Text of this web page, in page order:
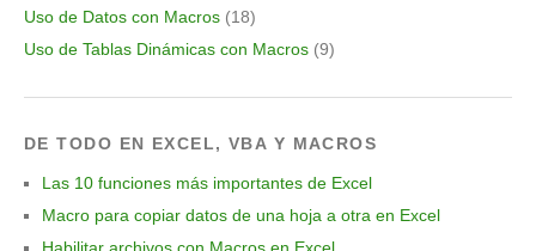
Uso de Datos con Macros (18)
Uso de Tablas Dinámicas con Macros (9)
DE TODO EN EXCEL, VBA Y MACROS
Las 10 funciones más importantes de Excel
Macro para copiar datos de una hoja a otra en Excel